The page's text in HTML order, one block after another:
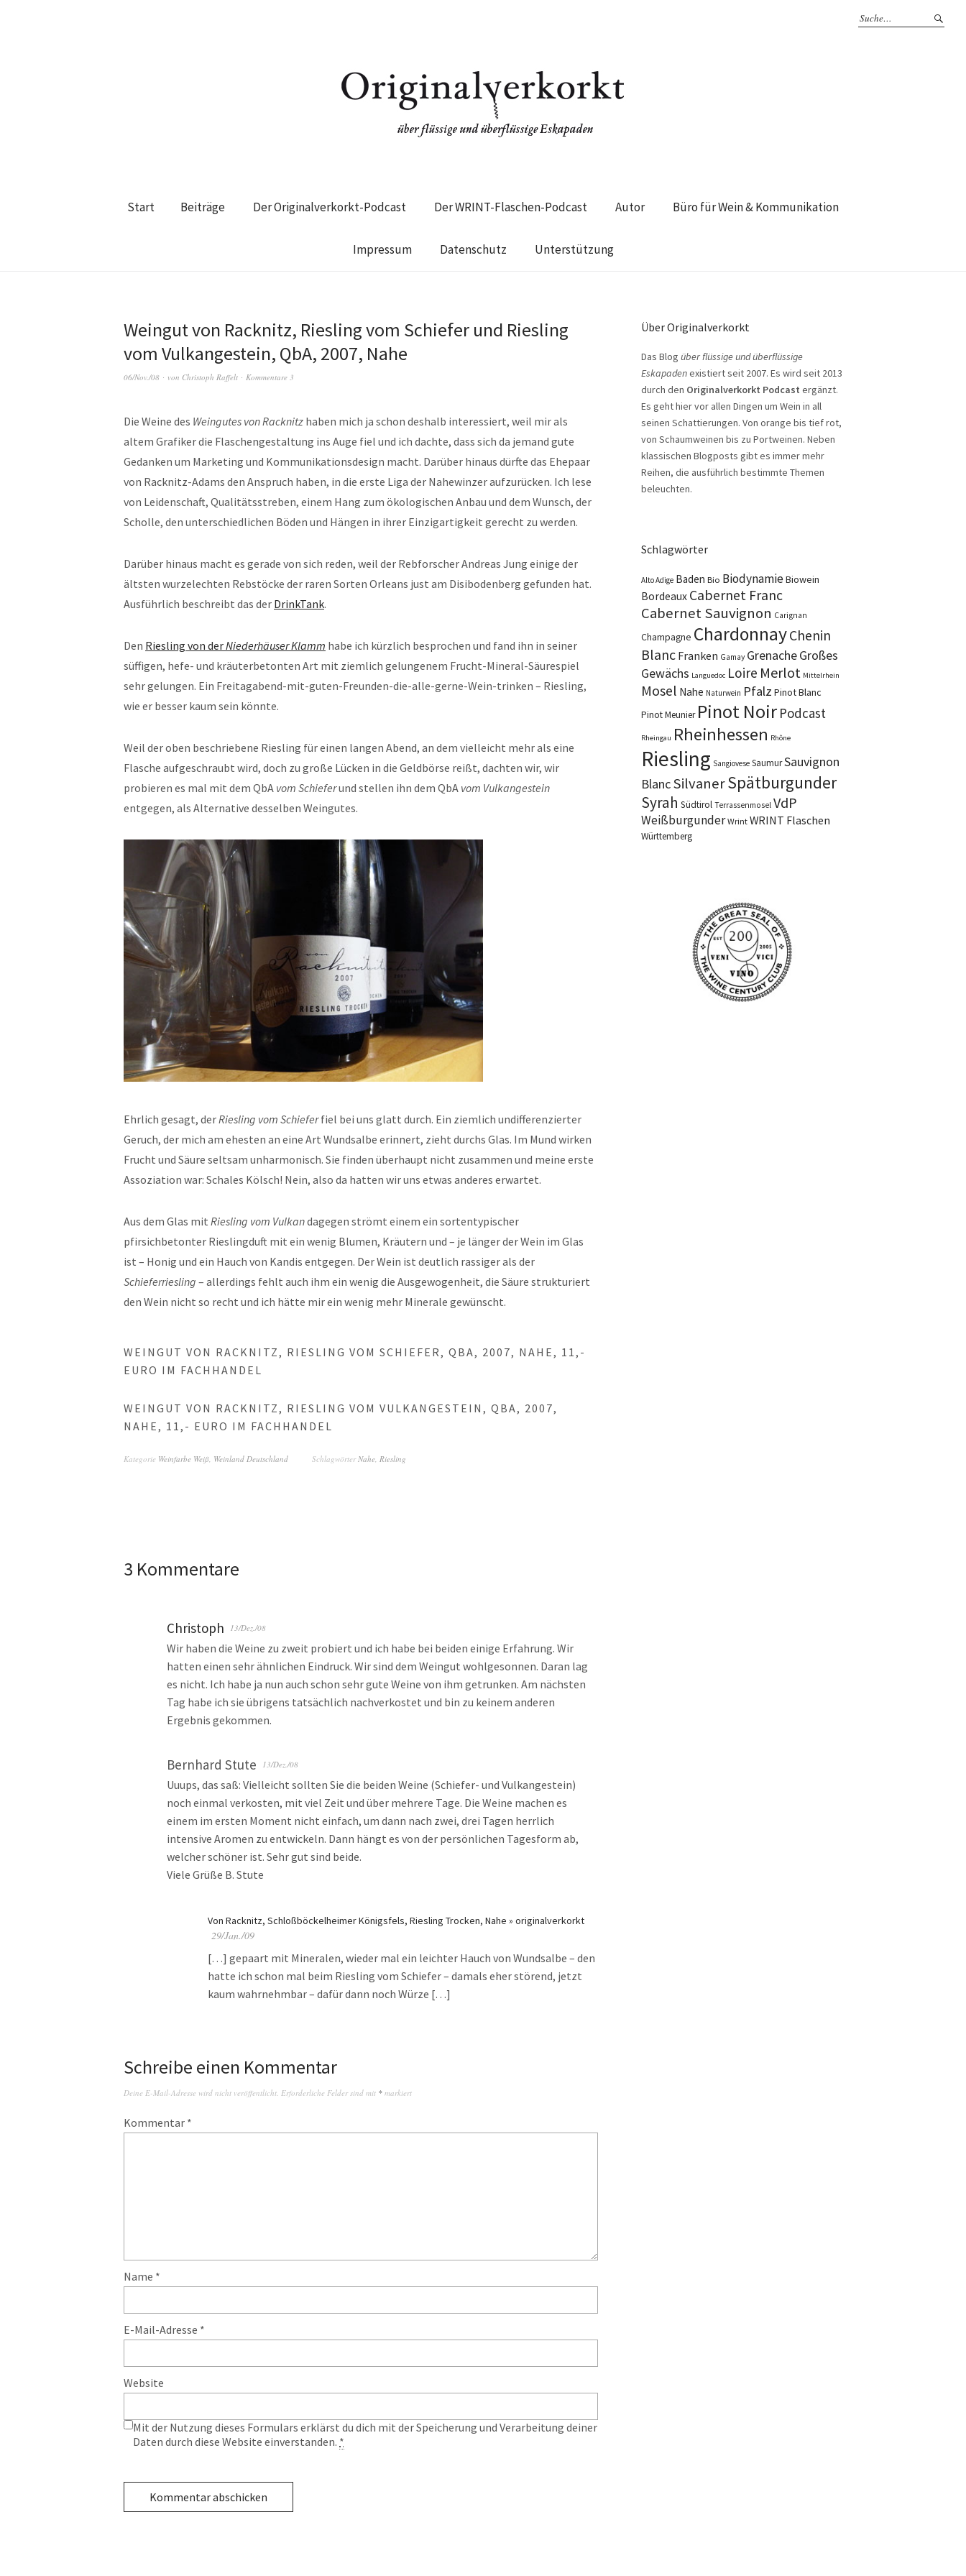
Start Beiträge Der Originalverkorkt-Podcast Der WRINT-Flaschen-Podcast Autor Büro für Wein & Kommunikation
Impressum Datenschutz Unterstützung
Weingut von Racknitz, Riesling vom Schiefer und Riesling
vom Vulkangestein, QbA, 2007, Nahe
06/Nov./08 von Christoph Raffelt Kommentare 3
Die Weine des Weingutes von Racknitz haben mich ja schon deshalb interessiert, weil mir als
altem Grafiker die Flaschengestaltung ins Auge fiel und ich dachte, dass sich da jemand gute
Gedanken um Marketing und Kommunikationsdesign macht. Darüber hinaus dürfte das Ehepaar
von Racknitz-Adams den Anspruch haben, in die erste Liga der Nahewinzer aufzurücken. Ich lese
von Leidenschaft, Qualitätsstreben, einem Hang zum ökologischen Anbau und dem Wunsch, der
Scholle, den unterschiedlichen Böden und Hängen in ihrer Einzigartigkeit gerecht zu werden.
Darüber hinaus macht es gerade von sich reden, weil der Rebforscher Andreas Jung einige der
ältsten wurzelechten Rebstöcke der raren Sorten Orleans just am Disibodenberg gefunden hat.
Ausführlich beschreibt das der DrinkTank.
Den Riesling von derNiederhäuser Klamm habe ich kürzlich besprochen und fand ihn in seiner
süffigen, hefe- und kräuterbetonten Art mit ziemlich gelungenem Frucht-Mineral-Säurespiel
sehr gelungen. Ein Freitagabend-mit-guten-Freunden-die-alle-gerne-Wein-trinken – Riesling,
wie er besser kaum sein könnte.
Weil der oben beschriebene Riesling für einen langen Abend, an dem vielleicht mehr als eine
Flasche aufgeschraubt wird, doch zu große Lücken in die Geldbörse reißt, dachten wir, wir
probieren es mal mit dem QbA vom Schieferund stellen ihn dem QbA vom Vulkangestein
entgegen, als Alternative desselben Weingutes.
Ehrlich gesagt, derRiesling vom Schieferfiel bei uns glatt durch. Ein ziemlich undifferenzierter
Geruch, der mich am ehesten an eine Art Wundsalbe erinnert, zieht durchs Glas. Im Mund wirken
Frucht und Säure seltsam unharmonisch. Sie finden überhaupt nicht zusammen und meine erste
Assoziation war: Schales Kölsch! Nein, also da hatten wir uns etwas anderes erwartet.
Aus dem Glas mit Riesling vom Vulkandagegen strömt einem ein sortentypischer
pfirsichbetonter Rieslingduft mit ein wenig Blumen, Kräutern und – je länger der Wein im Glas
ist – Honig und ein Hauch von Kandis entgegen. Der Wein ist deutlich rassiger als der
Schieferriesling – allerdings fehlt auch ihm ein wenig die Ausgewogenheit, die Säure strukturiert
den Wein nicht so recht und ich hätte mir ein wenig mehr Minerale gewünscht.
WEINGUT VON RACKNITZ, RIESLING VOM SCHIEFER, QBA, 2007, NAHE, 11,-
EURO IM FACHHANDEL
WEINGUT VON RACKNITZ, RIESLING VOM VULKANGESTEIN, QBA, 2007,
NAHE, 11,- EURO IM FACHHANDEL
Kategorie Weinfarbe Weiß, Weinland Deutschland SchlagwörterNahe, Riesling
3 Kommentare
Christoph 13/Dez./08
Wir haben die Weine zu zweit probiert und ich habe bei beiden einige Erfahrung. Wir
hatten einen sehr ähnlichen Eindruck. Wir sind dem Weingut wohlgesonnen. Daran lag
es nicht. Ich habe ja nun auch schon sehr gute Weine von ihm getrunken. Am nächsten
Tag habe ich sie übrigens tatsächlich nachverkostet und bin zu keinem anderen
Ergebnis gekommen.
Bernhard Stute 13/Dez./08
Uuups, das saß: Vielleicht sollten Sie die beiden Weine (Schiefer- und Vulkangestein)
noch einmal verkosten, mit viel Zeit und über mehrere Tage. Die Weine machen es
einem im ersten Moment nicht einfach, um dann nach zwei, drei Tagen herrlich
intensive Aromen zu entwickeln. Dann hängt es von der persönlichen Tagesform ab,
welcher schöner ist. Sehr gut sind beide.
Viele Grüße B. Stute
Von Racknitz, Schloßböckelheimer Königsfels, Riesling Trocken, Nahe » originalverkorkt
29/Jan./09
[…] gepaart mit Mineralen, wieder mal ein leichter Hauch von Wundsalbe – den
hatte ich schon mal beim Riesling vom Schiefer – damals eher störend, jetzt
kaum wahrnehmbar – dafür dann noch Würze […]
Schreibe einen Kommentar
Deine E-Mail-Adresse wird nicht veröffentlicht. Erforderliche Felder sind mit * markiert
Kommentar *
Name *
E-Mail-Adresse *
Website
Mit der Nutzung dieses Formulars erklärst du dich mit der Speicherung und Verarbeitung deiner
Daten durch diese Website einverstanden. *
Über Originalverkorkt
Das Blog über flüssige und überflüssige
Eskapadenexistiert seit 2007. Es wird seit 2013
durch den Originalverkorkt Podcast ergänzt.
Es geht hier vor allen Dingen um Wein in all
seinen Schattierungen. Von orange bis tief rot,
von Schaumweinen bis zu Portweinen. Neben
klassischen Blogposts gibt es immer mehr
Reihen, die ausführlich bestimmte Themen
beleuchten.
Schlagwörter
Alto Adige Baden Bio BiodynamieBiowein
Bordeaux Cabernet Franc
Cabernet Sauvignon Carignan
Champagne ChardonnayChenin
Blanc Franken Gamay GrenacheGroßes
Gewächs Languedoc Loire Merlot Mittelrhein
Mosel Nahe Naturwein Pfalz Pinot Blanc
Pinot Meunier Pinot Noir Podcast
Rheingau Rheinhessen Rhône
Riesling Sangiovese SaumurSauvignon
BlancSilvanerSpätburgunder
Syrah Südtirol Terrassenmosel VdP
Weißburgunder Wrint WRINT Flaschen
Württemberg